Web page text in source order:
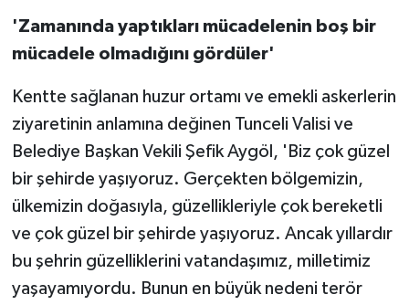
'Zamanında yaptıkları mücadelenin boş bir
mücadele olmadığını gördüler'
Kentte sağlanan huzur ortamı ve emekli askerlerin
ziyaretinin anlamına değinen Tunceli Valisi ve
Belediye Başkan Vekili Şefik Aygöl, 'Biz çok güzel
bir şehirde yaşıyoruz. Gerçekten bölgemizin,
ülkemizin doğasıyla, güzellikleriyle çok bereketli
ve çok güzel bir şehirde yaşıyoruz. Ancak yıllardır
bu şehrin güzelliklerini vatandaşımız, milletimiz
yaşayamıyordu. Bunun en büyük nedeni terör